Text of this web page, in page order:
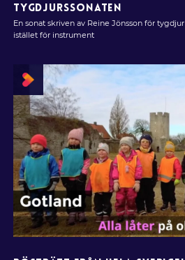
TYGDJURSSONATEN
En sonat skriven av Reine Jönsson för tygdjur
istället för instrument